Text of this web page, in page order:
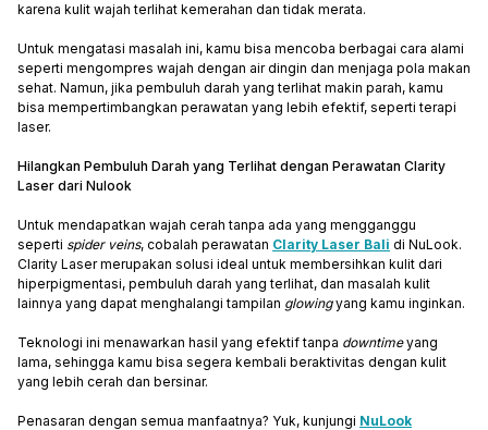
karena kulit wajah terlihat kemerahan dan tidak merata.
Untuk mengatasi masalah ini, kamu bisa mencoba berbagai cara alami
seperti mengompres wajah dengan air dingin dan menjaga pola makan
sehat. Namun, jika pembuluh darah yang terlihat makin parah, kamu
bisa mempertimbangkan perawatan yang lebih efektif, seperti terapi
laser.
Hilangkan Pembuluh Darah yang Terlihat dengan Perawatan Clarity
Laser dari Nulook
Untuk mendapatkan wajah cerah tanpa ada yang mengganggu
seperti spider veins, cobalah perawatan Clarity Laser Bali di NuLook.
Clarity Laser merupakan solusi ideal untuk membersihkan kulit dari
hiperpigmentasi, pembuluh darah yang terlihat, dan masalah kulit
lainnya yang dapat menghalangi tampilan glowingyang kamu inginkan.
Teknologi ini menawarkan hasil yang efektif tanpa downtimeyang
lama, sehingga kamu bisa segera kembali beraktivitas dengan kulit
yang lebih cerah dan bersinar.
Penasaran dengan semua manfaatnya? Yuk, kunjungi NuLook